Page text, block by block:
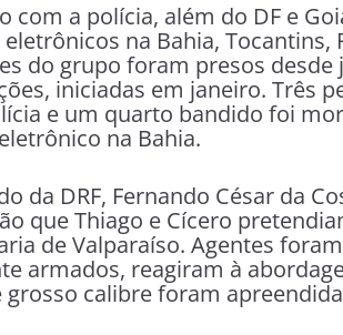
com a polícia, além do DF e
eletrônicos na Bahia, Tocantins,
do grupo foram presos desde
iniciadas em janeiro. Três
e um quarto bandido foi
na Bahia.
da DRF, Fernando César da
que Thiago e Cícero
de Valparaíso. Agentes
armados, reagiram à
grosso calibre foram